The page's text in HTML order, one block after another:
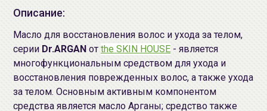
Описание:
Масло для восстановления волос и ухода за телом,
серии Dr.ARGAN от the SKIN HOUSE - является
многофункциональным средством для ухода и
восстановления поврежденных волос, а также ухода
за телом. Основным активным компонентом
средства является масло Арганы; средство также